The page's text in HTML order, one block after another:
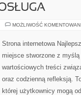
MOŻLIWOŚĆ
Strona internetowa
miejsce stworzone z
wartościowych treści
oraz codzienną refleksją.
której użytkownicy mogą